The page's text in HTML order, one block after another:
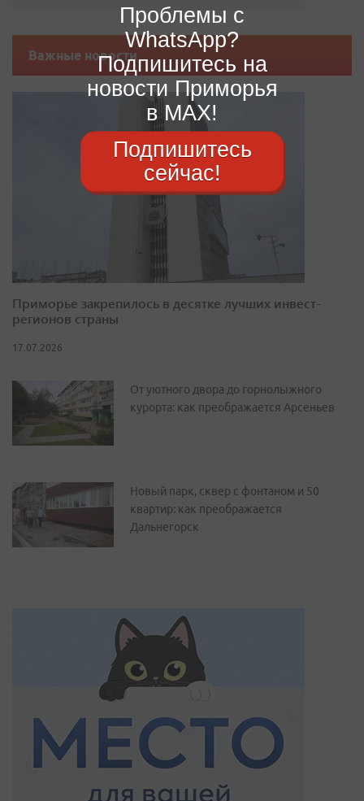
Важные новости
Приморье закрепилось в десятке лучших инвест-
регионов страны
17.07.2026
От уютного двора до горнолыжного
курорта: как преображается Арсеньев
Новый парк, сквер с фонтаном и 50
квартир: как преображается
Дальнегорск
Проблемы с
WhatsApp?
Подпишитесь на
новости Приморья
в MAX!
Подпишитесь
сейчас!